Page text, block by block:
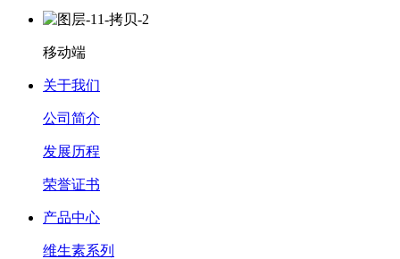
移动端
关于我们
公司简介
发展历程
荣誉证书
产品中心
维生素系列